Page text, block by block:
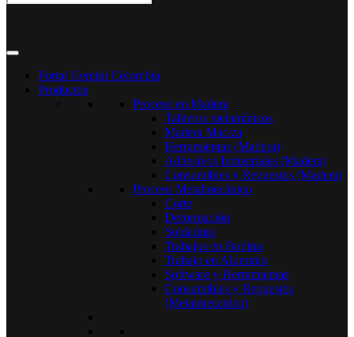
Portal Gemini Colombia
Productos
Proceso en Madera
Tableros melamínicos
Madera Maciza
Herramientas (Madera)
Adhesivos Industriales (Madera)
Consumibles y Repuestos (Madera)
Proceso Metalmecánico
Corte
Deformación
Soldadura
Trabajos en Bobina
Trabajo en Aluminio
Software y Herramientas
Consumibles y Repuestos
(Metalmecanico)